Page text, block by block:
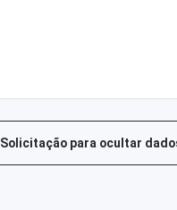
Solicitação para ocultar